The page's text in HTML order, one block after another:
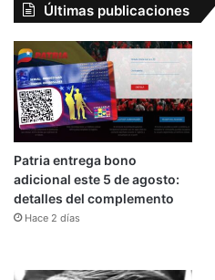
Últimas publicaciones
Patria entrega bono
adicional este 5 de agosto:
detalles del complemento
Hace 2 días